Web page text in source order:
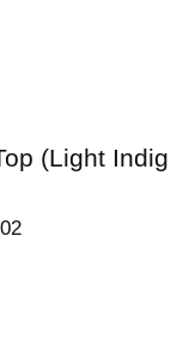
(Light Indig